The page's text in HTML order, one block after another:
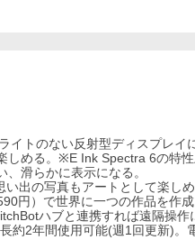
イトのない反射型ディスプレイ
しめる。※E Ink Spectra 6の特
滑らかに表示になる。
い出の写真もアートとして楽し
円）で世界に一つの作品を作
ハブと連携すれば遠隔操作
約2年間使用可能(週1回更新)。